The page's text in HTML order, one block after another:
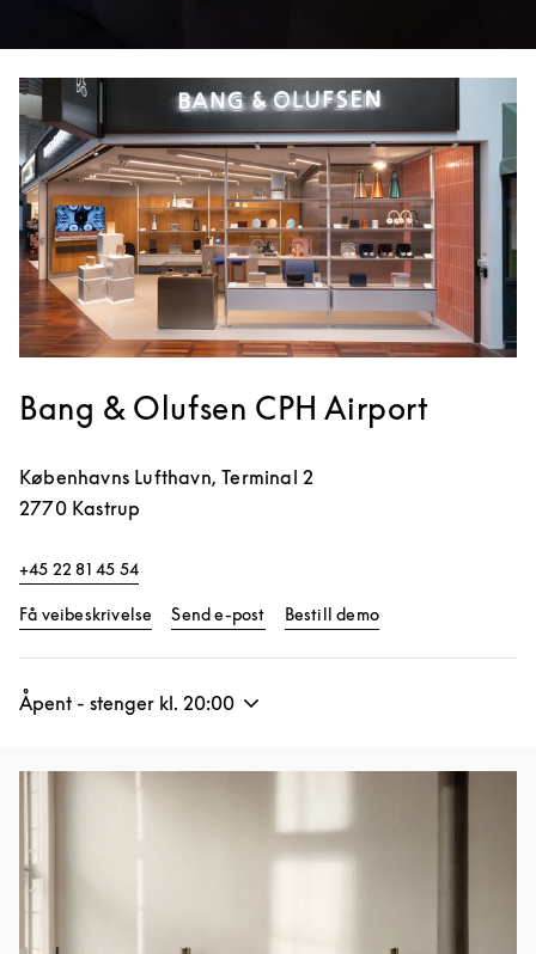
Bang & Olufsen CPH Airport
Københavns Lufthavn, Terminal 2
2770 Kastrup
+45 22 81 45 54
Få veibeskrivelse Link Opens in New Tab
Send e-post Bestill demo
Åpent - stenger kl. 20:00
Bilde av arrangement